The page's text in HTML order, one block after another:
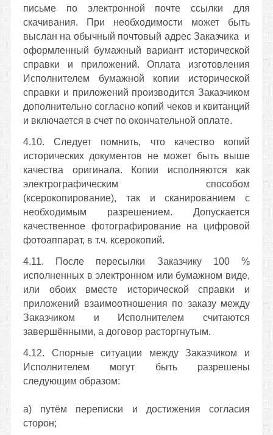
письме по электронной почте ссылки для
скачивания. При необходимости может быть
выслан на обычный почтовый адрес Заказчика и
оформленный бумажный вариант исторической
справки и приложений. Оплата изготовления
Исполнителем бумажной копии исторической
справки и приложений производится Заказчиком
дополнительно согласно копий чеков и квитанций
и включается в счет по окончательной оплате.
4.10. Следует помнить, что качество копий
исторических документов не может быть выше
качества оригинала. Копии исполняются как
электрографическим способом
(ксерокопирование), так и сканированием с
необходимым разрешением. Допускается
качественное фотографирование на цифровой
фотоаппарат, в т.ч. ксерокопий.
4.11. После пересылки Заказчику 100 %
исполненных в электронном или бумажном виде,
или обоих вместе исторической справки и
приложений взаимоотношения по заказу между
Заказчиком и Исполнителем считаются
завершёнными, а договор расторгнутым.
4.12. Спорные ситуации между Заказчиком и
Исполнителем могут быть разрешены
следующим образом:
а) путём переписки и достижения согласия
сторон;